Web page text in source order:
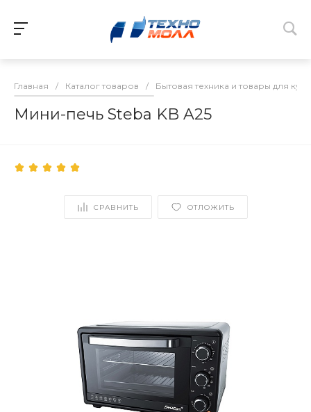
Главная / Каталог товаров / Бытовая техника и товары для
Мини-печь Steba KB A25
СРАВНИТЬ ОТЛОЖИТЬ